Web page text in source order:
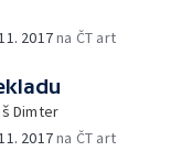
2017na ČT art
Dimter
2017na ČT art